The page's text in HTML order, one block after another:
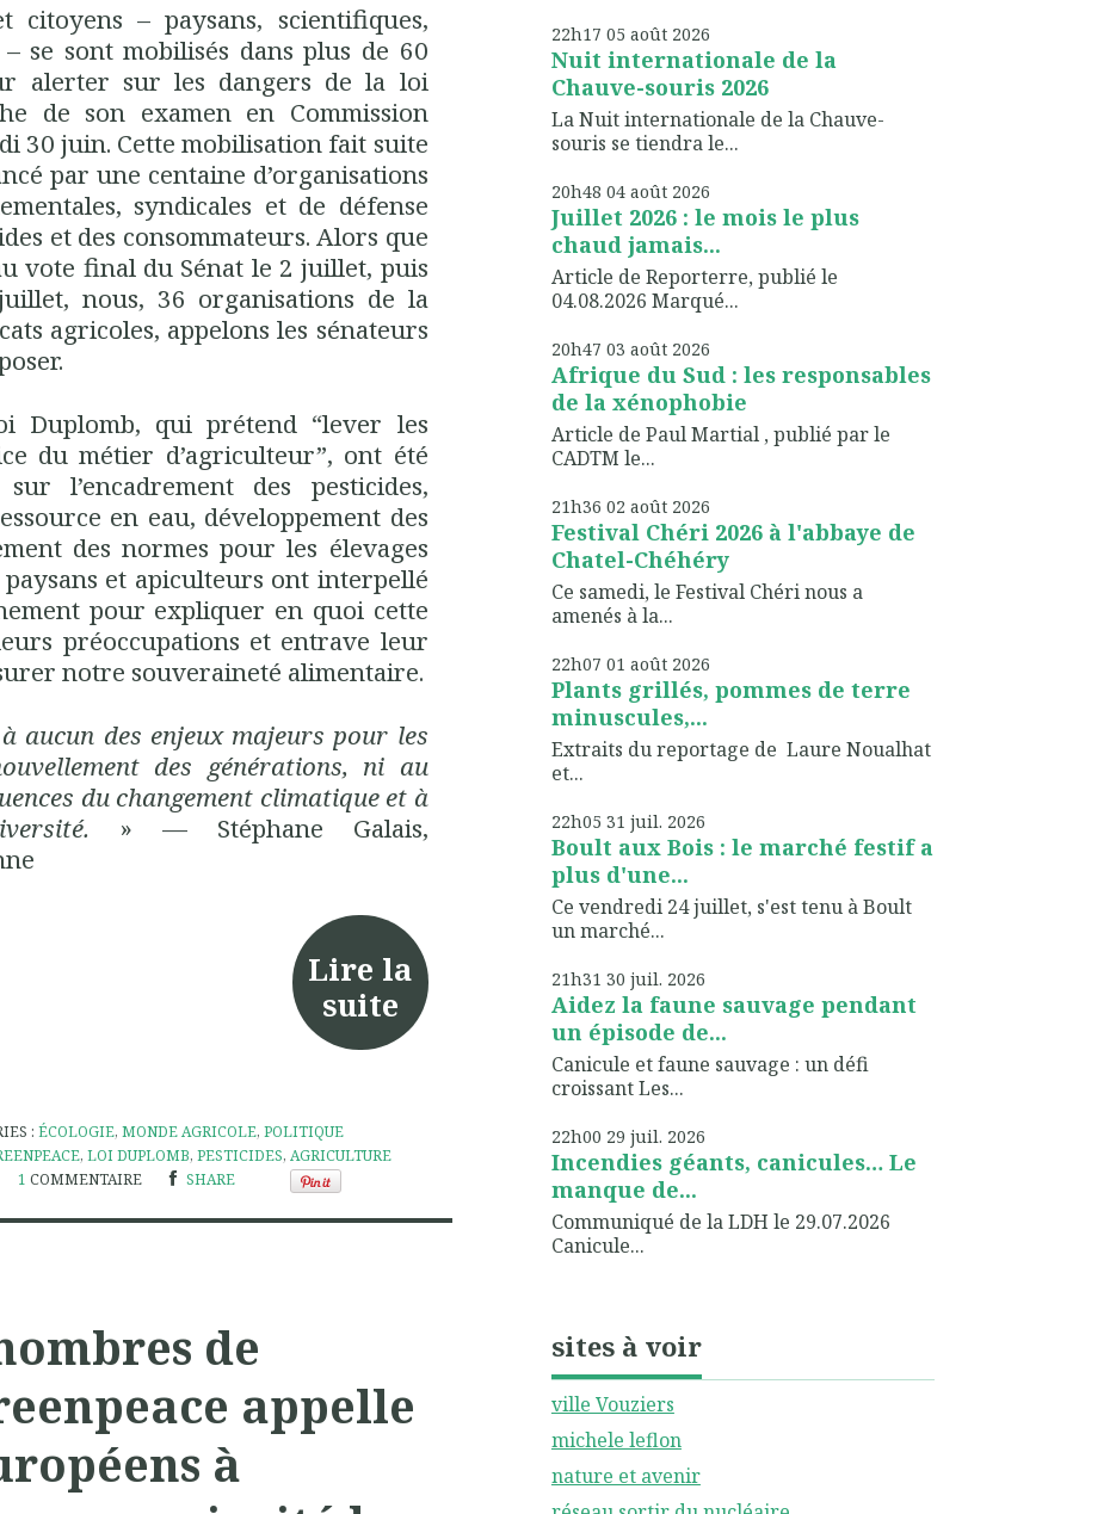
citoyens – paysans, scientifiques,
se sont mobilisés dans plus de 60
alerter sur les dangers de la loi
de son examen en Commission
30 juin. Cette mobilisation fait suite
par une centaine d’organisations
syndicales et de défense
et des consommateurs. Alors que
vote final du Sénat le 2 juillet, puis
nous, 36 organisations de la
agricoles, appelons les sénateurs
Duplomb, qui prétend “lever les
du métier d’agriculteur”, ont été
l’encadrement des pesticides,
en eau, développement des
des normes pour les élevages
et apiculteurs ont interpellé
pour expliquer en quoi cette
préoccupations et entrave leur
notre souveraineté alimentaire.
aucun des enjeux majeurs pour les
des générations, ni au
du changement climatique et à
» — Stéphane Galais,
Lire la
suite
:ÉCOLOGIE,MONDE AGRICOLE,POLITIQUE
, LOI DUPLOMB, PESTICIDES, AGRICULTURE
1 COMMENTAIRE SHARE
de
appelle
à
22h17 05 août 2026
Nuit internationale de la
Chauve-souris 2026
La Nuit internationale de la Chauve-
souris se tiendra le...
20h48 04 août 2026
Juillet 2026 : le mois le plus
chaud jamais...
Article de Reporterre, publié le
04.08.2026 Marqué...
20h47 03 août 2026
Afrique du Sud : les responsables
de la xénophobie
Article de Paul Martial , publié par le
CADTM le...
21h36 02 août 2026
Festival Chéri 2026 à l'abbaye de
Chatel-Chéhéry
Ce samedi, le Festival Chéri nous a
amenés à la...
22h07 01 août 2026
Plants grillés, pommes de terre
minuscules,...
Extraits du reportage de Laure Noualhat
et...
22h05 31 juil. 2026
Boult aux Bois : le marché festif a
plus d'une...
Ce vendredi 24 juillet, s'est tenu à Boult
un marché...
21h31 30 juil. 2026
Aidez la faune sauvage pendant
un épisode de...
Canicule et faune sauvage : un défi
croissant Les...
22h00 29 juil. 2026
Incendies géants, canicules… Le
manque de...
Communiqué de la LDH le 29.07.2026
Canicule...
sites à voir
ville Vouziers
michele leflon
nature et avenir